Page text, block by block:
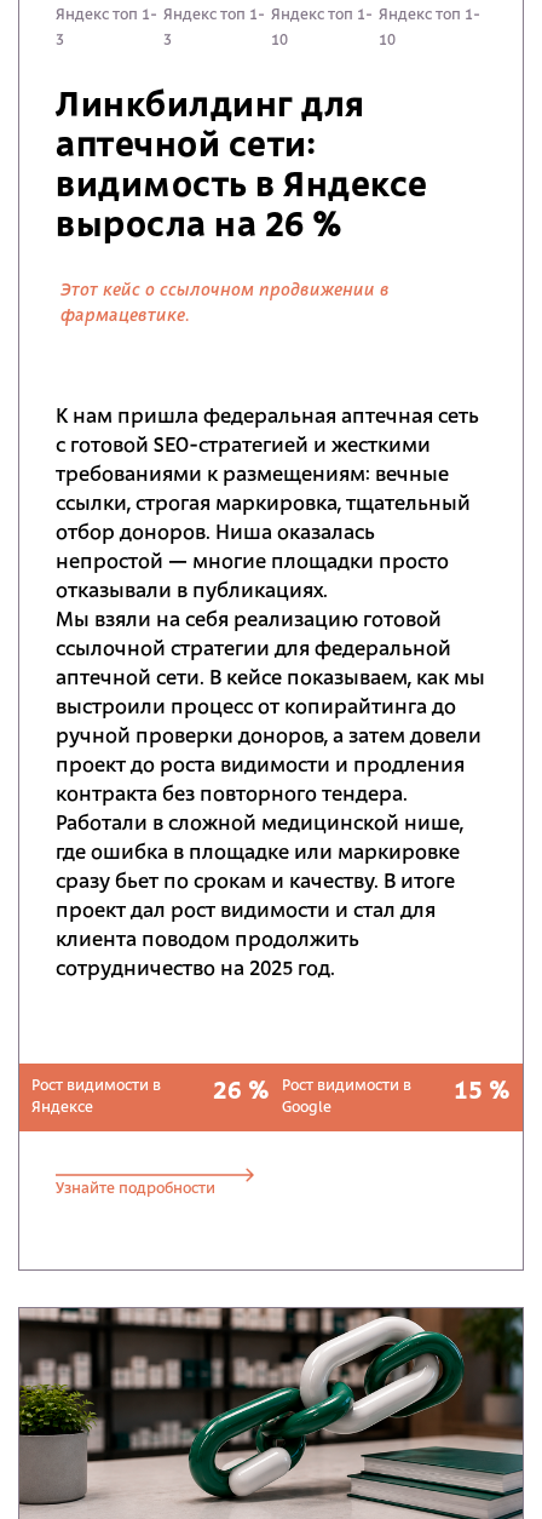
Яндекс топ 1-
3
Яндекс топ 1-
3
Яндекс топ 1-
10
Яндекс топ 1-
10
Линкбилдинг для
аптечной сети:
видимость в Яндексе
выросла на 26 %
Этот кейс о ссылочном продвижении в
фармацевтике.
К нам пришла федеральная аптечная сеть
с готовой SEO-стратегией и жесткими
требованиями к размещениям: вечные
ссылки, строгая маркировка, тщательный
отбор доноров. Ниша оказалась
непростой — многие площадки просто
отказывали в публикациях.
Мы взяли на себя реализацию готовой
ссылочной стратегии для федеральной
аптечной сети. В кейсе показываем, как мы
выстроили процесс от копирайтинга до
ручной проверки доноров, а затем довели
проект до роста видимости и продления
контракта без повторного тендера.
Работали в сложной медицинской нише,
где ошибка в площадке или маркировке
сразу бьет по срокам и качеству. В итоге
проект дал рост видимости и стал для
клиента поводом продолжить
сотрудничество на 2025 год.
Рост видимости в
Яндексе
26 %
Рост видимости в
Google
15 %
Узнайте подробности